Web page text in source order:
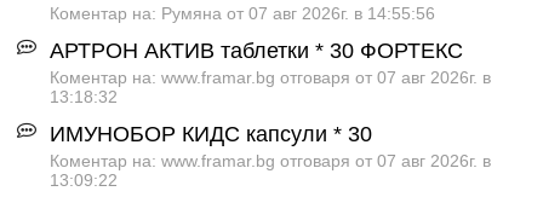
Коментар на: Румяна от 07 авг 2026г. в 14:55:56
АРТРОН АКТИВ таблетки * 30 ФОРТЕКС
Коментар на: www.framar.bg отговаря от 07 авг 2026г. в
13:18:32
ИМУНОБОР КИДС капсули * 30
Коментар на: www.framar.bg отговаря от 07 авг 2026г. в
13:09:22